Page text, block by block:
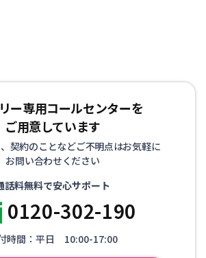
ー専用コールセンターを
ご用意しています
契約のことなどご不明点はお気軽に
お問い合わせください
話料無料で安心サポート
0120-302-190
時間：平日 10:00-17:00